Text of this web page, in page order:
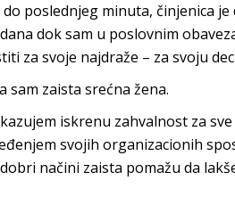
poslednjeg minuta, činjenica je
dok sam u poslovnim
za svoje najdraže – za svoju
sam zaista srećna žena.
iskrenu zahvalnost za
svojih organizacionih
načini zaista pomažu da